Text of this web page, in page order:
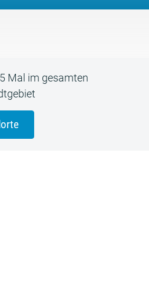
Mal im gesamten